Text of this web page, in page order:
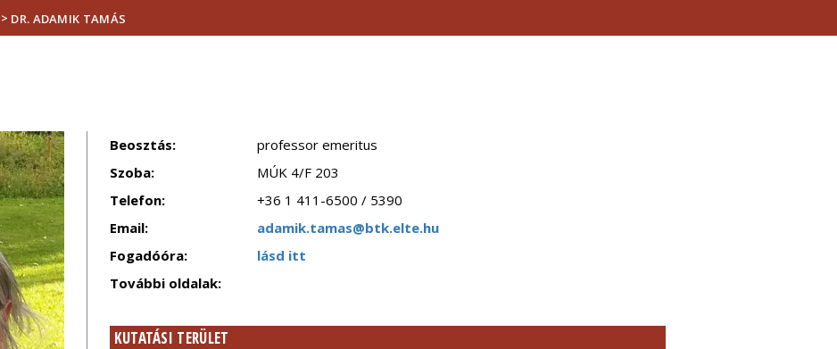
> DR. ADAMIK TAMÁS
Beosztás:
professor emeritus
Szoba:
MÚK 4/F 203
Telefon:
+36 1 411-6500 / 5390
Email:
adamik.tamas@btk.elte.hu
Fogadóóra:
lásd itt
További oldalak:
KUTATÁSI TERÜLET